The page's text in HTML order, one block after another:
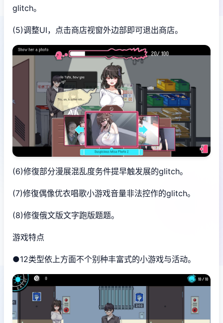
glitch。
(5)调整UI，点击商店视窗外边部即可退出商店。
(6)修復部分漫展混乱度务件提早触发展的glitch。
(7)修復偶像优衣唱歌小游戏音量非法控作的glitch。
(8)修復俄文版文字跑版题题。
游戏特点
●12类型依上方面不个别种丰富式的小游戏与活动。